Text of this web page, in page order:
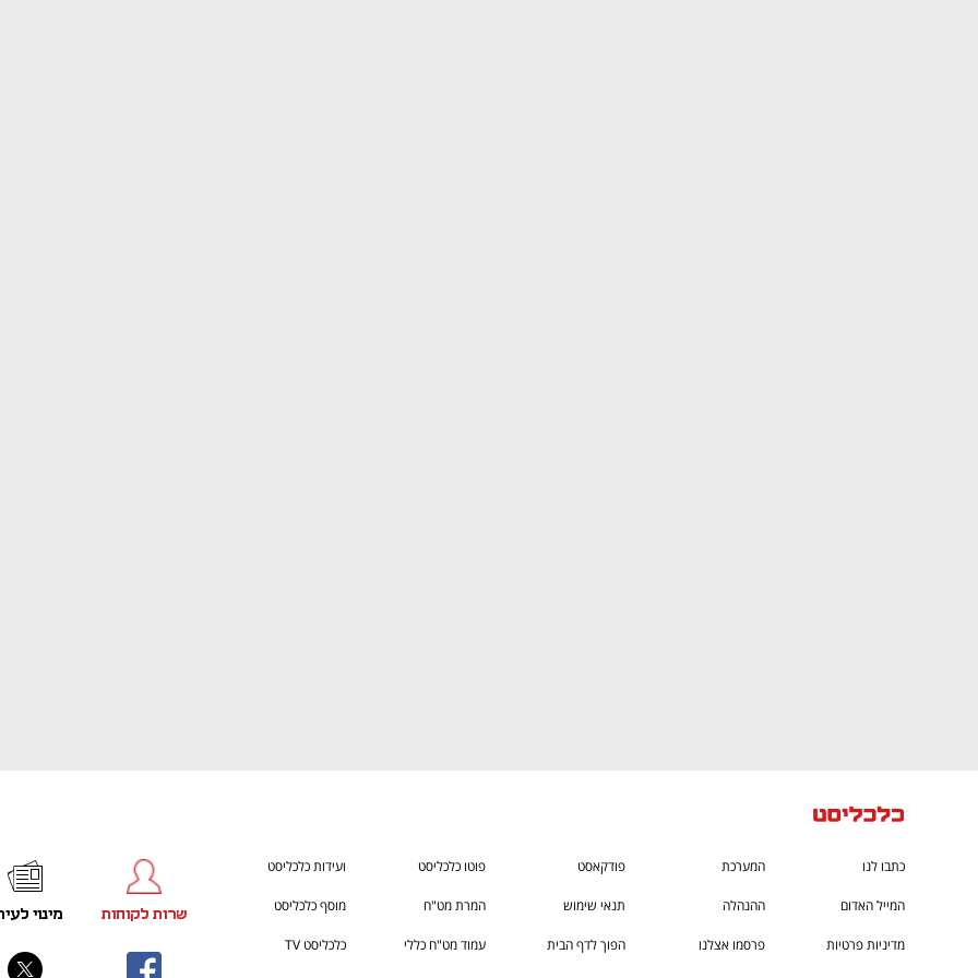
כתבו לנו המערכת פודקאסט פוטו כלכליסט ועידות כלכליסט
המייל האדום ההנהלה תנאי שימוש המרת מט"ח מוסף כלכליסט
מדיניות פרטיות פרסמו אצלנו הפוך לדף הבית עמוד מט"ח כללי כלכליסט TV
שרות לקוחות מינוי